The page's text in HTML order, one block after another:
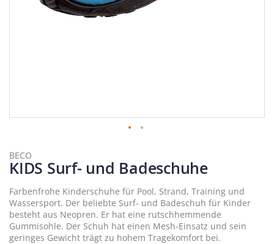
Anfang
der
Bildergalerie
springen
BECO
KIDS Surf- und Badeschuhe
Farbenfrohe Kinderschuhe für Pool, Strand, Training und
Wassersport. Der beliebte Surf- und Badeschuh für Kinder
besteht aus Neopren. Er hat eine rutschhemmende
Gummisohle. Der Schuh hat einen Mesh-Einsatz und sein
geringes Gewicht trägt zu hohem Tragekomfort bei.